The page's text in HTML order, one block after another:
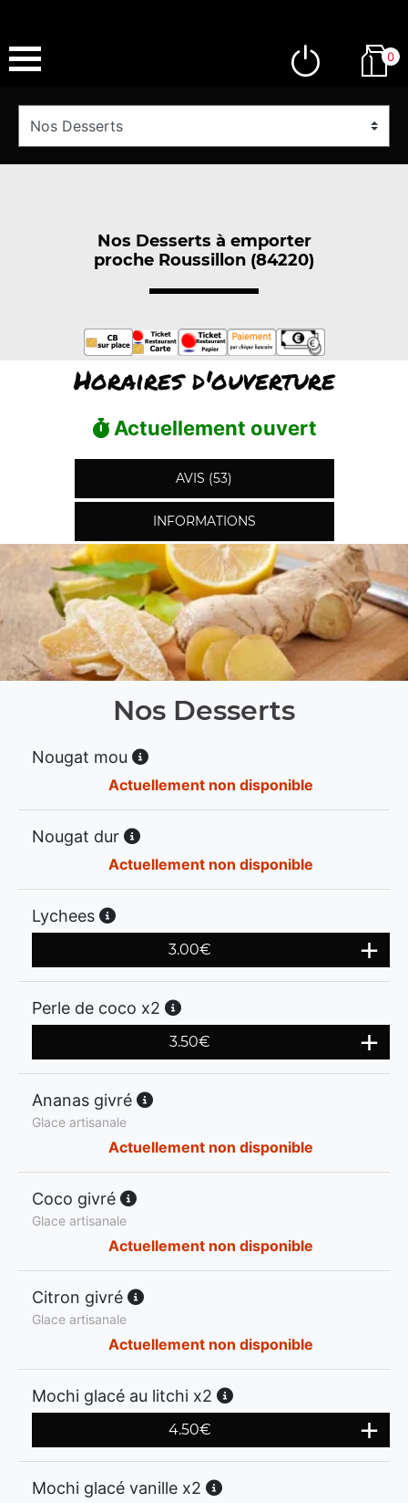
0
Nos Desserts à emporter
proche Roussillon (84220)
Horaires d'ouverture
Actuellement ouvert
AVIS (53)
INFORMATIONS
Nos Desserts
Nougat mou
Actuellement non disponible
Nougat dur
Actuellement non disponible
Lychees
3.00€
Perle de coco x2
3.50€
Ananas givré
Glace artisanale
Actuellement non disponible
Coco givré
Glace artisanale
Actuellement non disponible
Citron givré
Glace artisanale
Actuellement non disponible
Mochi glacé au litchi x2
4.50€
Mochi glacé vanille x2